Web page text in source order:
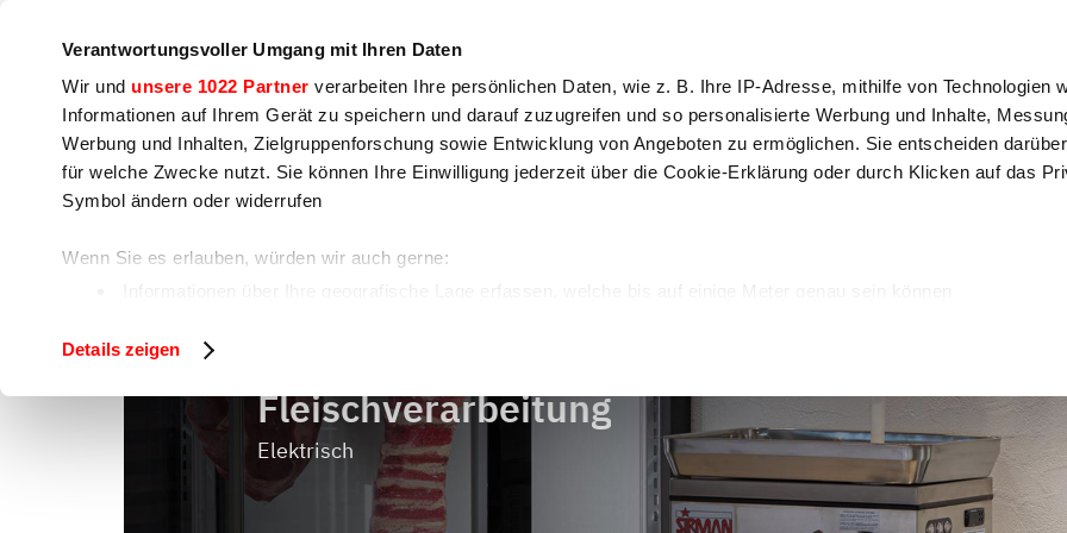
Verantwortungsvoller Umgang mit Ihren Daten
Wir und unsere 1022 Partner verarbeiten Ihre persönlichen Daten, wie z. B. Ihre IP-Adresse, mithilfe von Technologien
Informationen auf Ihrem Gerät zu speichern und darauf zuzugreifen und so personalisierte Werbung und Inhalte,
Werbung und Inhalten, Zielgruppenforschung sowie Entwicklung von Angeboten zu ermöglichen. Sie entscheiden
für welche Zwecke nutzt. Sie können Ihre Einwilligung jederzeit über die Cookie-Erklärung oder durch Klicken auf das
Symbol ändern oder widerrufen
Wenn Sie es erlauben, würden wir auch gerne:
Erfahren Sie mehr darüber, wie Ihre persönlichen Daten verarbeitet werden, und legen Sie Ihre Präferenzen im
Wir verwenden Cookies, um Inhalte und Anzeigen zu personalisieren, Funktionen für soziale Medien anbieten zu können
auf unsere Website zu analysieren. Außerdem geben wir Informationen zu Ihrer Verwendung unserer Website an unsere
soziale Medien, Werbung und Analysen weiter. Unsere Partner führen diese Informationen möglicherweise mit weiteren
zusammen, die Sie ihnen bereitgestellt haben oder die sie im Rahmen Ihrer Nutzung der Dienste gesammelt haben.
Details zeigen
Kochen Lebensmittelzubereitung
Auslage und
Home Lebensmittelzubereitung
Fleischverarbeitung
Elektrisch